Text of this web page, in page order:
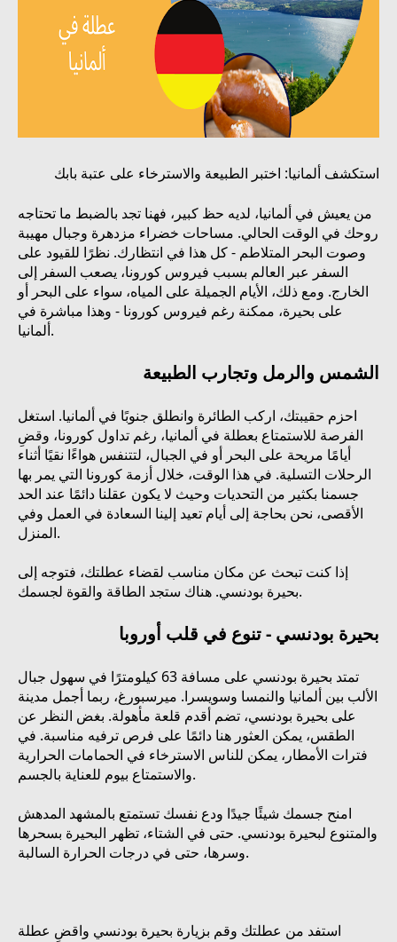
استكشف ألمانيا: اختبر الطبيعة والاسترخاء على عتبة بابك
من يعيش في ألمانيا، لديه حظ كبير، فهنا تجد بالضبط ما تحتاجه
روحك في الوقت الحالي. مساحات خضراء مزدهرة وجبال مهيبة
وصوت البحر المتلاطم - كل هذا في انتظارك. نظرًا للقيود على
السفر عبر العالم بسبب فيروس كورونا، يصعب السفر إلى
الخارج. ومع ذلك، الأيام الجميلة على المياه، سواء على البحر أو
على بحيرة، ممكنة رغم فيروس كورونا - وهذا مباشرة في
ألمانيا.
الشمس والرمل وتجارب الطبيعة
احزم حقيبتك، اركب الطائرة وانطلق جنوبًا في ألمانيا. استغل
الفرصة للاستمتاع بعطلة في ألمانيا، رغم تداول كورونا، وقضِ
أيامًا مريحة على البحر أو في الجبال، لتتنفس هواءًا نقيًا أثناء
الرحلات التسلية. في هذا الوقت، خلال أزمة كورونا التي يمر بها
جسمنا بكثير من التحديات وحيث لا يكون عقلنا دائمًا عند الحد
الأقصى، نحن بحاجة إلى أيام تعيد إلينا السعادة في العمل وفي
المنزل.
إذا كنت تبحث عن مكان مناسب لقضاء عطلتك، فتوجه إلى
بحيرة بودنسي. هناك ستجد الطاقة والقوة لجسمك.
بحيرة بودنسي - تنوع في قلب أوروبا
تمتد بحيرة بودنسي على مسافة 63 كيلومترًا في سهول جبال
الألب بين ألمانيا والنمسا وسويسرا. ميرسبورغ، ربما أجمل مدينة
على بحيرة بودنسي، تضم أقدم قلعة مأهولة. بغض النظر عن
الطقس، يمكن العثور هنا دائمًا على فرص ترفيه مناسبة. في
فترات الأمطار، يمكن للناس الاسترخاء في الحمامات الحرارية
والاستمتاع بيوم للعناية بالجسم.
امنح جسمك شيئًا جيدًا ودع نفسك تستمتع بالمشهد المدهش
والمتنوع لبحيرة بودنسي. حتى في الشتاء، تظهر البحيرة بسحرها
وسرها، حتى في درجات الحرارة السالبة.
استفد من عطلتك وقم بزيارة بحيرة بودنسي واقضِ عطلة